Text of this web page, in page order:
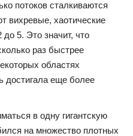
потоков сталкиваются
вихревые, хаотические
5. Это значит, что
раз быстрее
областях
достигала еще более
в одну гигантскую
на множество плотных